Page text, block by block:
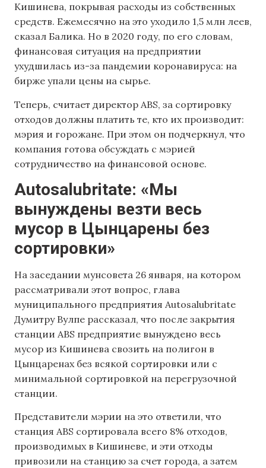
Кишинева, покрывая расходы из собственных
средств. Ежемесячно на это уходило 1,5 млн леев,
сказал Балика. Но в 2020 году, по его словам,
финансовая ситуация на предприятии
ухудшилась из-за пандемии коронавируса: на
бирже упали цены на сырье.
Теперь, считает директор ABS, за сортировку
отходов должны платить те, кто их производит:
мэрия и горожане. При этом он подчеркнул, что
компания готова обсуждать с мэрией
сотрудничество на финансовой основе.
Autosalubritate: «Мы
вынуждены везти весь
мусор в Цынцарены без
сортировки»
На заседании мунсовета 26 января, на котором
рассматривали этот вопрос, глава
муниципального предприятия Autosalubritate
Думитру Вулпе рассказал, что после закрытия
станции ABS предприятие вынуждено весь
мусор из Кишинева свозить на полигон в
Цынцаренах без всякой сортировки или с
минимальной сортировкой на перегрузочной
станции.
Представители мэрии на это ответили, что
станция ABS сортировала всего 8% отходов,
производимых в Кишиневе, и эти отходы
привозили на станцию за счет города, а затем